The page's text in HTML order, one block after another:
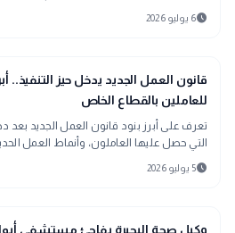
schedule6 يوليو 2026
public
الأخبار المحلية
قانون العمل الجديد يدخل حيز التنفيذ..
للعاملين بالقطاع الخاص
تعرف على أبرز بنود قانون العمل الجديد بعد
التي حصل عليها العاملون، وأنماط العمل
الإجازات.
schedule5 يوليو 2026
بحراوي
وكيل صحة البحيرة يفاجئ مستشفى